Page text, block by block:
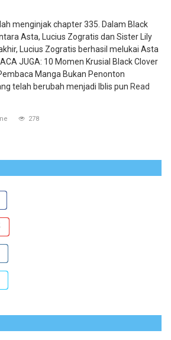
menginjak chapter 335. Dalam Black
Asta, Lucius Zogratis dan Sister Lily
Lucius Zogratis berhasil melukai Asta
JUGA: 10 Momen Krusial Black Clover
Manga Bukan Penonton
telah berubah menjadi Iblis pun Read
278